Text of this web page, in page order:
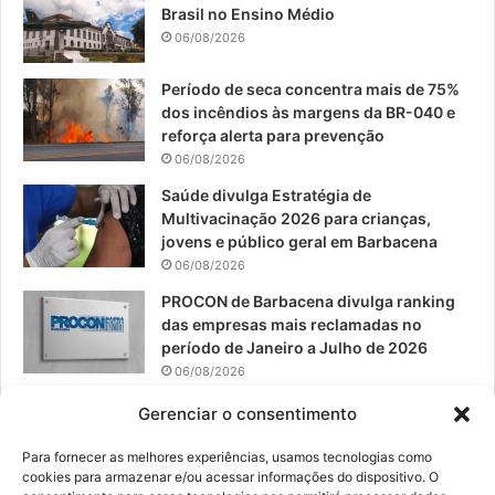
Gerenciar o consentimento
Para fornecer as melhores experiências, usamos tecnologias como
cookies para armazenar e/ou acessar informações do dispositivo. O
o
o
e
r
Brasil no Ensino Médio
06/08/2026
Período de seca concentra mais de 75%
dos incêndios às margens da BR-040 e
reforça alerta para prevenção
06/08/2026
Saúde divulga Estratégia de
Multivacinação 2026 para crianças,
jovens e público geral em Barbacena
06/08/2026
PROCON de Barbacena divulga ranking
das empresas mais reclamadas no
período de Janeiro a Julho de 2026
06/08/2026
Prefeitura convoca organizações de
Resíduos Sólidos
05/08/2026